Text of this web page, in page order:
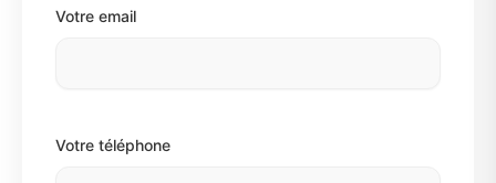
Votre email
Votre téléphone